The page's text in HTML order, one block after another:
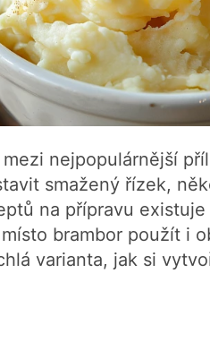
nejpopulárnější
smažený řízek,
na přípravu
brambor použít i
varianta, jak si